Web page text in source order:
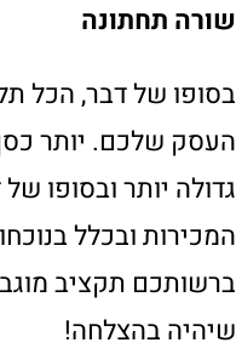
שורה תחתונה
בסופו של דבר, הכל
העסק שלכם. יותר
גדולה יותר ובסופו
המכירות ובכלל
ברשותכם תקציב
שיהיה בהצלחה!